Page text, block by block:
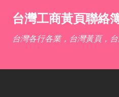
跳到主要
台灣工商黃頁聯絡
台灣各行各業，台灣黃頁，台